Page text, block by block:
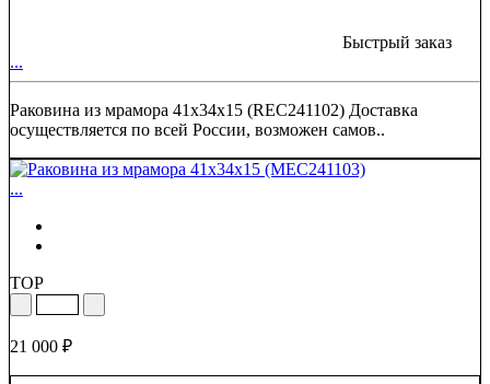
Быстрый заказ
...
Раковина из мрамора 41x34x15 (REC241102) Доставка
осуществляется по всей России, возможен самов..
...
TOP
21 000 ₽